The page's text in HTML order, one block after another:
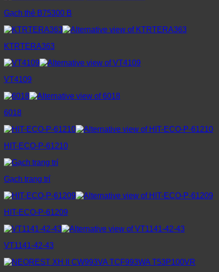
Gạch thẻ B75300 B
KTRTERA363
VT4109
6018
HIT-ECO-P-61210
Gạch trang trí
HIT-ECO-P-61209
VT1141-42-43